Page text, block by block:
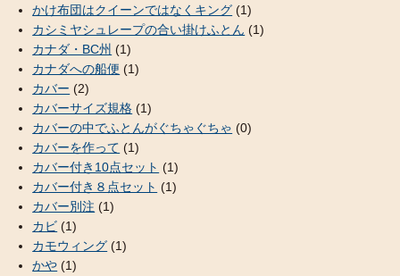
かけ布団はクイーンではなくキング (1)
カシミヤシュレープの合い掛けふとん (1)
カナダ・BC州 (1)
カナダへの船便 (1)
カバー (2)
カバーサイズ規格 (1)
カバーの中でふとんがぐちゃぐちゃ (0)
カバーを作って (1)
カバー付き10点セット (1)
カバー付き８点セット (1)
カバー別注 (1)
カビ (1)
カモウィング (1)
かや (1)